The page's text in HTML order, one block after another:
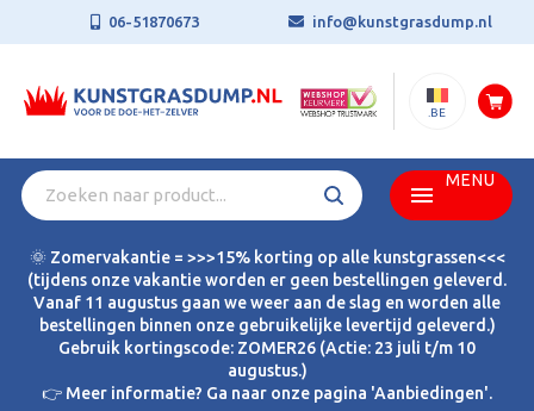
06-51870673 info@kunstgrasdump.nl
.BE
MENU
🌞 Zomervakantie = >>>15% korting op alle kunstgrassen<<<
(tijdens onze vakantie worden er geen bestellingen geleverd.
Vanaf 11 augustus gaan we weer aan de slag en worden alle
bestellingen binnen onze gebruikelijke levertijd geleverd.)
Gebruik kortingscode: ZOMER26 (Actie: 23 juli t/m 10
augustus.)
👉 Meer informatie? Ga naar onze pagina 'Aanbiedingen'.